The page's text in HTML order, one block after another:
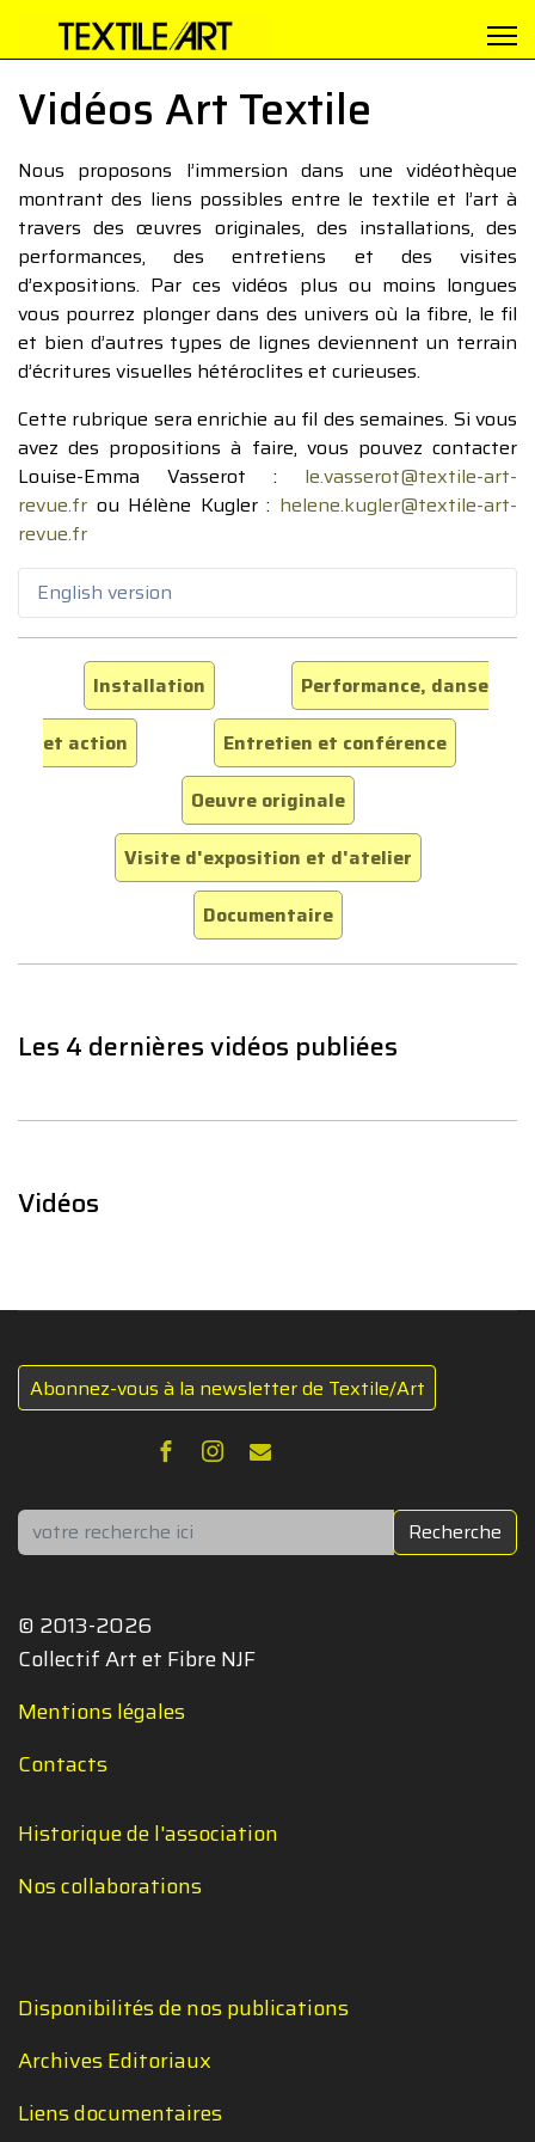
Vidéos Art Textile
Nous proposons l’immersion dans une vidéothèque
montrant des liens possibles entre le textile et l’art à
travers des œuvres originales, des installations, des
performances, des entretiens et des visites
d’expositions. Par ces vidéos plus ou moins longues
vous pourrez plonger dans des univers où la fibre, le fil
et bien d’autres types de lignes deviennent un terrain
d’écritures visuelles hétéroclites et curieuses.
Cette rubrique sera enrichie au fil des semaines. Si vous
avez des propositions à faire, vous pouvez contacter
Louise-Emma Vasserot : le.vasserot@textile-art-
revue.fr ou Hélène Kugler : helene.kugler@textile-art-
revue.fr
English version
Installation
Performance, danse
et action
Entretien et conférence
Oeuvre originale
Visite d'exposition et d'atelier
Documentaire
Les 4 dernières vidéos publiées
Vidéos
Abonnez-vous à la newsletter de Textile/Art
Rechercher Recherche
© 2013-2026
Collectif Art et Fibre NJF
Mentions légales
Contacts
Historique de l'association
Nos collaborations
Disponibilités de nos publications
Archives Editoriaux
Liens documentaires